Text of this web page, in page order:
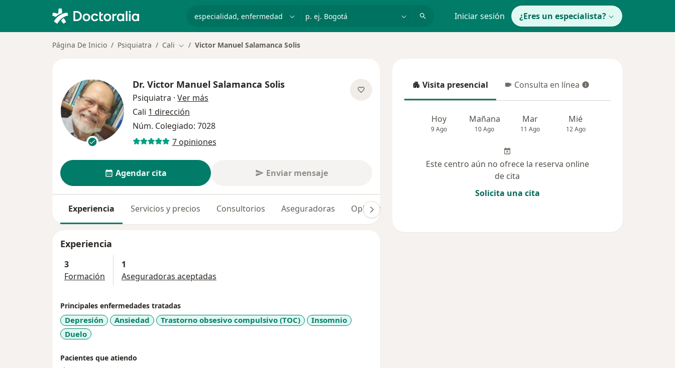
p. ej. Bogotá Iniciar sesión ¿Eres un especialista?
Página De Inicio Psiquiatra Cali Cambiar de ciudad
Victor Manuel Salamanca Solis
Dr. Victor Manuel Salamanca Solis
Psiquiatra · Ver más
Cali 1 dirección
Núm. Colegiado: 7028
7 opiniones
Agendar cita Enviar mensaje
Experiencia Servicios y precios Consultorios Aseguradoras Opiniones (7)
Experiencia
3
Formación
1
Aseguradoras aceptadas
Principales enfermedades tratadas
Depresión Ansiedad Trastorno obsesivo compulsivo (TOC)
Insomnio
Duelo
Pacientes que atiendo
Visita presencial
Visita presencial Consulta en línea
Consulta en línea
Hoy
9 Ago
Mañana
10 Ago
Mar
11 Ago
Mié
12 Ago
Este centro aún no ofrece la reserva online
de cita
Solicita una cita